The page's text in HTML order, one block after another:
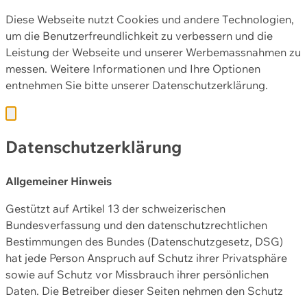
Diese Webseite nutzt Cookies und andere Technologien,
um die Benutzerfreundlichkeit zu verbessern und die
Leistung der Webseite und unserer Werbemassnahmen zu
messen. Weitere Informationen und Ihre Optionen
entnehmen Sie bitte unserer Datenschutzerklärung.
Datenschutzerklärung
Allgemeiner Hinweis
Gestützt auf Artikel 13 der schweizerischen
Bundesverfassung und den datenschutzrechtlichen
Bestimmungen des Bundes (Datenschutzgesetz, DSG)
hat jede Person Anspruch auf Schutz ihrer Privatsphäre
sowie auf Schutz vor Missbrauch ihrer persönlichen
Daten. Die Betreiber dieser Seiten nehmen den Schutz